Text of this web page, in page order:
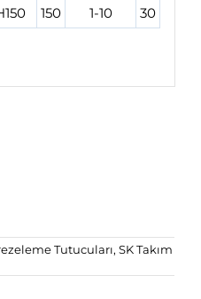
150 1-10 30
Tutucuları, SK Takım